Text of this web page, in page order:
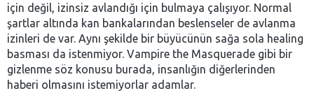
için değil, izinsiz avlandığı için bulmaya çalışıyor. Normal
şartlar altında kan bankalarından beslenseler de avlanma
izinleri de var. Aynı şekilde bir büyücünün sağa sola healing
basması da istenmiyor. Vampire the Masquerade gibi bir
gizlenme söz konusu burada, insanlığın diğerlerinden
haberi olmasını istemiyorlar adamlar.